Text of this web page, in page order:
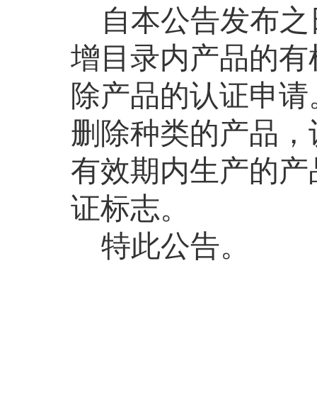
自本公告发布
增目录内产品的
除产品的认证申
删除种类的产品
有效期内生产的
证标志。
特此公告。